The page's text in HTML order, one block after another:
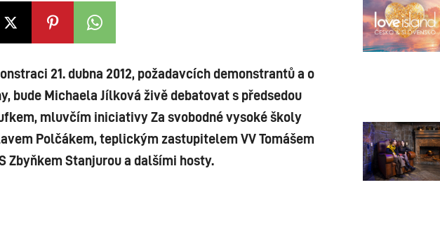
21. dubna 2012, požadavcích demonstrantů a o
bude Michaela Jílková živě debatovat s předsedou
mluvčím iniciativy Za svobodné vysoké školy
Polčákem, teplickým zastupitelem VV Tomášem
Zbyňkem Stanjurou a dalšími hosty.